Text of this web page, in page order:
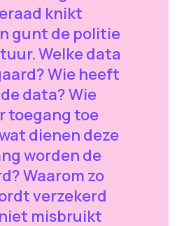
knikt
gunt de politie
Welke data
Wie heeft
data? Wie
toegang toe
dienen deze
worden de
Waarom zo
verzekerd
misbruikt